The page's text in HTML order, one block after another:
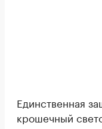
Единственная
крошечный